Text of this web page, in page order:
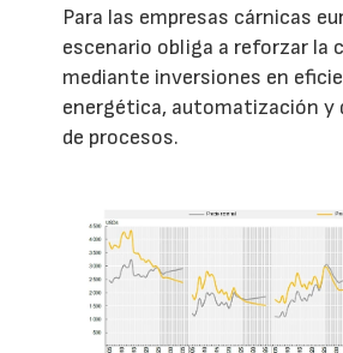
Para las empresas cárnicas
escenario obliga a reforzar la
mediante inversiones en
energética, automatización y
de procesos.